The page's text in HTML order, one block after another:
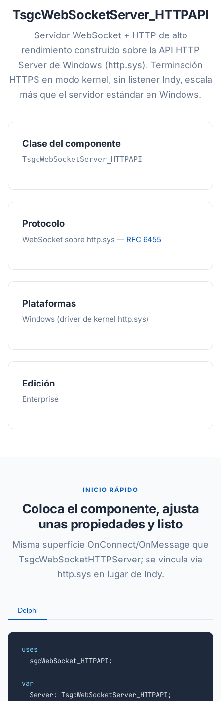
TsgcWebSocketServer_HTTPAPI
Servidor WebSocket + HTTP de alto
rendimiento construido sobre la API HTTP
Server de Windows (http.sys). Terminación
HTTPS en modo kernel, sin listener Indy, escala
más que el servidor estándar en Windows.
Clase del componente
TsgcWebSocketServer_HTTPAPI
Protocolo
WebSocket sobre http.sys — RFC 6455
Plataformas
Windows (driver de kernel http.sys)
Edición
Enterprise
INICIO RÁPIDO
Coloca el componente, ajusta
unas propiedades y listo
Misma superficie OnConnect/OnMessage que
TsgcWebSocketHTTPServer; se vincula vía
http.sys en lugar de Indy.
Delphi
uses
sgcWebSocket_HTTPAPI;
var